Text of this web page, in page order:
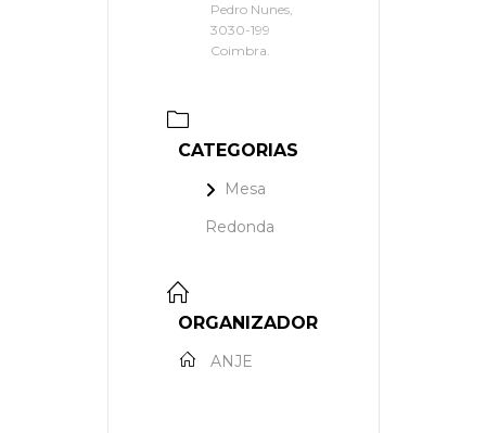
Pedro Nunes,
3030-199
Coimbra.
CATEGORIAS
Mesa
Redonda
ORGANIZADOR
ANJE